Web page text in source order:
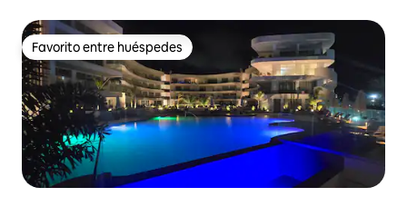
Favorito entre huéspedes
Favorito entre huéspedes